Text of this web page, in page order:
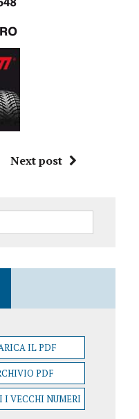
Next post
IL PDF
PDF
I VECCHI NUMERI